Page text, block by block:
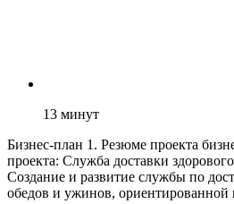
13 минут
Бизнес-план 1. Резюме проекта
проекта: Служба доставки
Создание и развитие службы по
обедов и ужинов,